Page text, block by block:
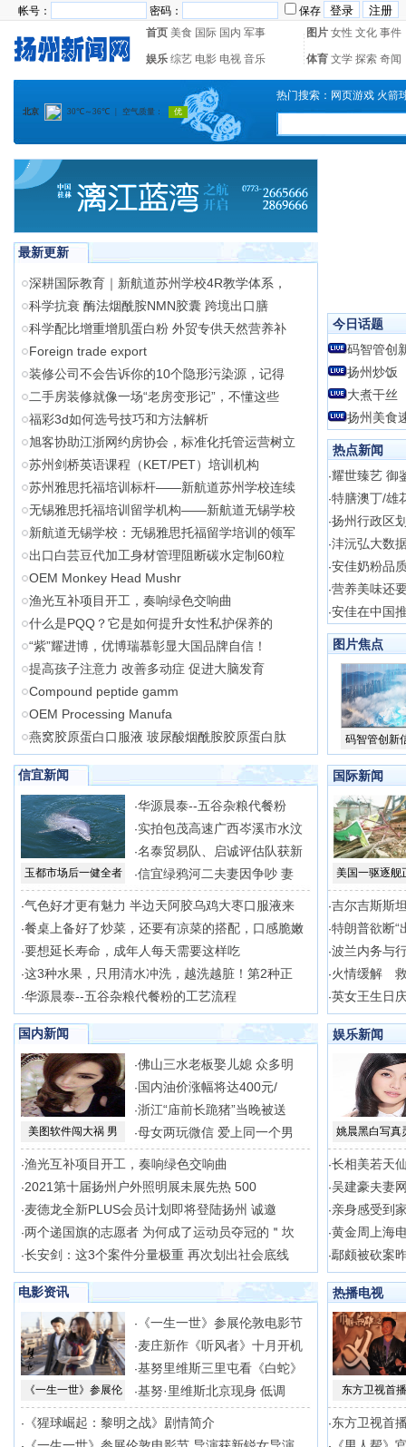
帐号： 密码：
保存
首页 美食 国际 国内 军事 图片 女性 文化 事件
娱乐 综艺 电影 电视 音乐 体育 文学 探索 奇闻
热门搜索： 网页游戏 火箭
最新更新
深耕国际教育｜新航道苏州学校4R教学体系，
科学抗衰 酶法烟酰胺NMN胶囊 跨境出口膳
科学配比增重增肌蛋白粉 外贸专供天然营养补
Foreign trade export
装修公司不会告诉你的10个隐形污染源，记得
二手房装修就像一场“老房变形记”，不懂这些
福彩3d如何选号技巧和方法解析
旭客协助江浙网约房协会，标准化托管运营树立
苏州剑桥英语课程（KET/PET）培训机构
苏州雅思托福培训标杆——新航道苏州学校连续
无锡雅思托福培训留学机构——新航道无锡学校
新航道无锡学校：无锡雅思托福留学培训的领军
出口白芸豆代加工身材管理阻断碳水定制60粒
OEM Monkey Head Mushr
渔光互补项目开工，奏响绿色交响曲
什么是PQQ？它是如何提升女性私护保养的
“紫”耀进博，优博瑞慕彰显大国品牌自信！
提高孩子注意力 改善多动症 促进大脑发育
Compound peptide gamm
OEM Processing Manufa
燕窝胶原蛋白口服液 玻尿酸烟酰胺胶原蛋白肽
今日话题
码智管创
扬州炒饭
大煮干丝
扬州美食
热点新闻
·耀世臻艺 御
·特膳澳丁/雄
·扬州行政区
·沣沅弘大数
·安佳奶粉品
·营养美味还
·安佳在中国
图片焦点
码智管创新
信宜新闻
玉都市场后一健全者
·华源晨泰--五谷杂粮代餐粉
·实拍包茂高速广西岑溪市水汶
·名泰贸易队、启诚评估队获新
·信宜绿鸦河二夫妻因争吵 妻
·气色好才更有魅力 半边天阿胶乌鸡大枣口服液来
·餐桌上备好了炒菜，还要有凉菜的搭配，口感脆嫩
·要想延长寿命，成年人每天需要这样吃
·这3种水果，只用清水冲洗，越洗越脏！第2种正
·华源晨泰--五谷杂粮代餐粉的工艺流程
国际新闻
美国一驱逐舰
·吉尔吉斯斯
·特朗普欲断“
·波兰内务与
·火情缓解
·英女王生日
国内新闻
美图软件闯大祸 男
·佛山三水老板娶儿媳 众多明
· 国内油价涨幅将达400元/
·浙江“庙前长跪猪”当晚被送
·母女两玩微信 爱上同一个男
·渔光互补项目开工，奏响绿色交响曲
·2021第十届扬州户外照明展未展先热 500
·麦德龙全新PLUS会员计划即将登陆扬州 诚邀
·两个递国旗的志愿者 为何成了运动员夺冠的＂坎
·长安剑：这3个案件分量极重 再次划出社会底线
娱乐新闻
姚晨黑白写真
·长相美若天
·吴建豪夫妻
·亲身感受到
·黄金周上海
·鄢颇被砍案
电影资讯
《一生一世》参展伦
· 《一生一世》参展伦敦电影节
·麦庄新作《听风者》十月开机
·基努里维斯三里屯看《白蛇》
·基努·里维斯北京现身 低调
· 《猩球崛起：黎明之战》剧情简介
热播电视
东方卫视首
·东方卫视首